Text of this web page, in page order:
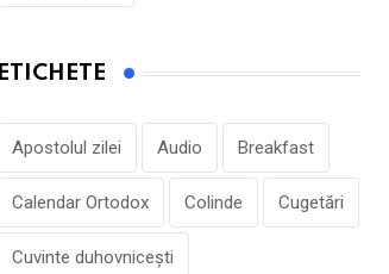
ETICHETE
Apostolul zilei Audio Breakfast
Calendar Ortodox Colinde Cugetări
Cuvinte duhovnicești